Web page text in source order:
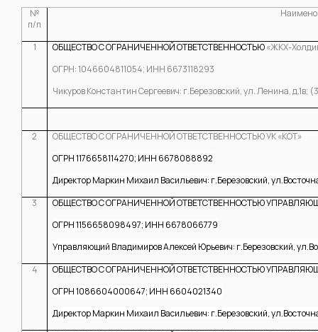
№
п/п
1 ОБЩЕСТВО С ОГРАНИЧЕННОЙ ОТВЕТСТВЕННОСТЬЮ«ЖКХ-
ОГРН: 1046604811054; ИНН 6673118293
Чикуров Константин Сергеевич: г.Березовский, ул. Ленина,
2
ОБЩЕСТВО С ОГРАНИЧЕННОЙ ОТВЕТСТВЕННОСТЬЮ УК «КОТ»
ОГРН 1176658114270; ИНН 6678088892
Директор Маркин Михаил Васильевич: г.Березовский,
3
ОБЩЕСТВО С ОГРАНИЧЕННОЙ ОТВЕТСТВЕННОСТЬЮ
ОГРН 1156658098497; ИНН 6678066779
Управляющий Владимиров Алексей Юрьевич: г.Березовский,
4
ОБЩЕСТВО С ОГРАНИЧЕННОЙ ОТВЕТСТВЕННОСТЬЮ
ОГРН 1086604000647; ИНН 6604021340
Директор Маркин Михаил Васильевич: г.Березовский,